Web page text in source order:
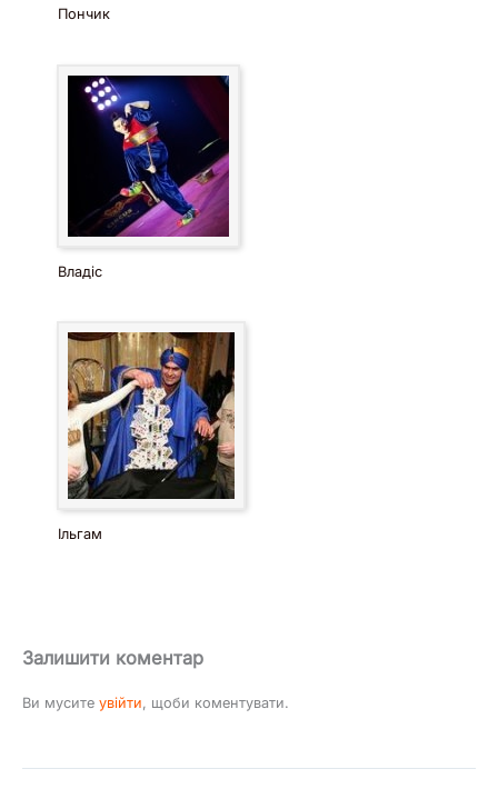
Пончик
Владіс
Ільгам
Залишити коментар
Ви мусите увійти, щоби коментувати.